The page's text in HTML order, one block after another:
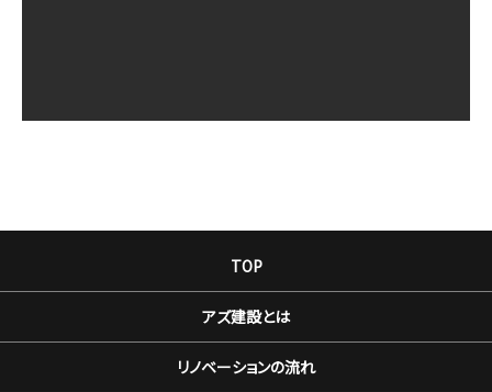
TOP
アズ建設とは
リノベーションの流れ